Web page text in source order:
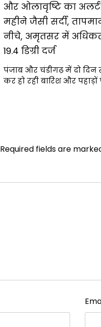
और ओलावृष्टि का
महीने जैसी सर्दी,
नीचे, अमृतसर में
19.4 डिग्री दर्ज
पंजाब और चंडीगढ़ में दो
कर हो रही बारिश और पहाड़ों
Required fields are